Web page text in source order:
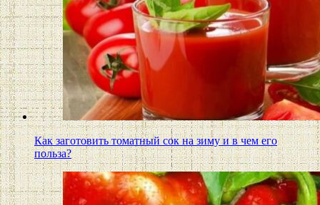
Как заготовить томатный сок на зиму и в чем его
польза?